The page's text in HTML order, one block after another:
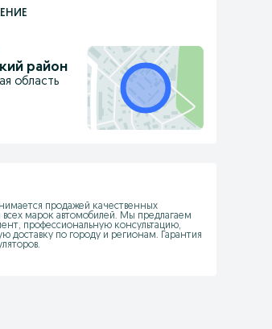
район
область
продажей качественных
всех марок автомобилей. Мы предлагаем
профессиональную консультацию,
доставку по городу и регионам. Гарантия